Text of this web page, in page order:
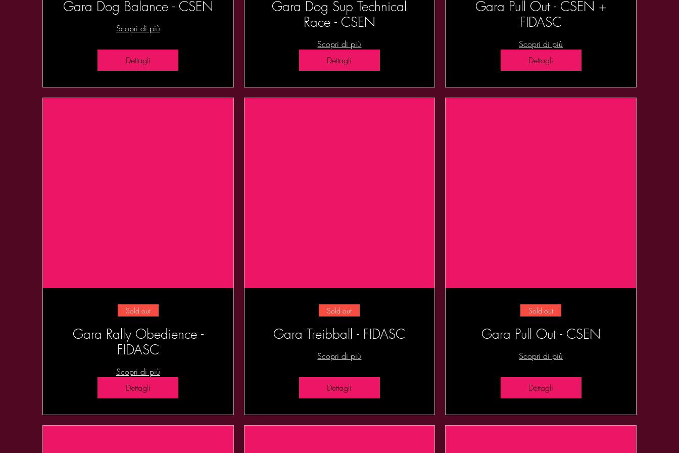
Gara Dog Balance - CSEN
Scopri di più
Dettagli
Gara Dog Sup Technical
Race - CSEN
Scopri di più
Dettagli
Gara Pull Out - CSEN +
FIDASC
Scopri di più
Dettagli
Sold out
Gara Rally Obedience -
FIDASC
Scopri di più
Dettagli
Sold out
Gara Treibball - FIDASC
Scopri di più
Dettagli
Sold out
Gara Pull Out - CSEN
Scopri di più
Dettagli